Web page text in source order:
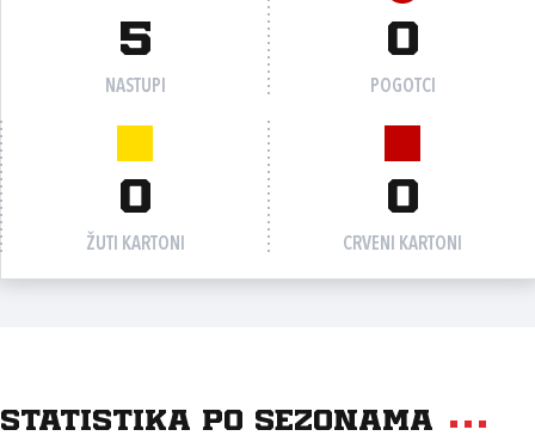
5
NASTUPI
0
POGOTCI
0
ŽUTI KARTONI
0
CRVENI KARTONI
Statistika po sezonama